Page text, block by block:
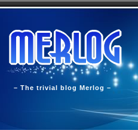
– The trivial blog Merlog –